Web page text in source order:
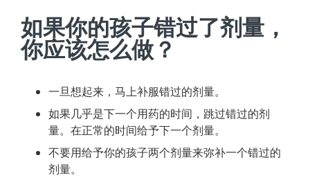
如果你的孩子错过了剂量，
你应该怎么做？
一旦想起来，马上补服错过的剂量。
如果几乎是下一个用药的时间，跳过错过的剂
量。在正常的时间给予下一个剂量。
不要用给予你的孩子两个剂量来弥补一个错过的
剂量。